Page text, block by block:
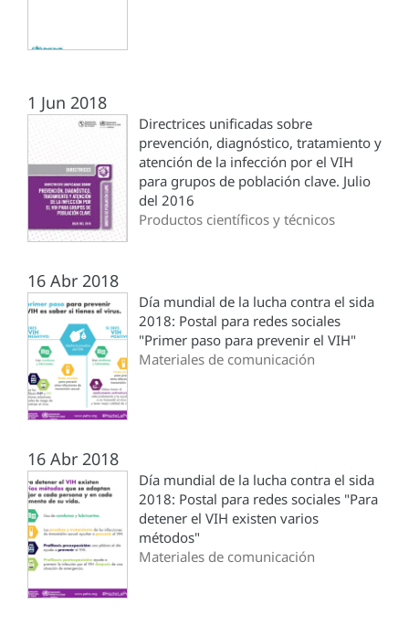
1 Jun 2018
Directrices unificadas sobre
prevención, diagnóstico, tratamiento y
atención de la infección por el VIH
para grupos de población clave. Julio
del 2016
Productos científicos y técnicos
16 Abr 2018
Día mundial de la lucha contra el sida
2018: Postal para redes sociales
"Primer paso para prevenir el VIH"
Materiales de comunicación
16 Abr 2018
Día mundial de la lucha contra el sida
2018: Postal para redes sociales "Para
detener el VIH existen varios
métodos"
Materiales de comunicación